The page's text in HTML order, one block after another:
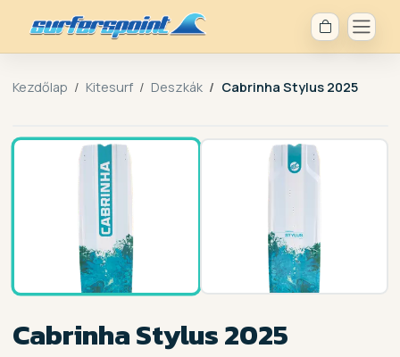
Kezdőlap Kitesurf Deszkák Cabrinha Stylus 2025
Cabrinha Stylus 2025